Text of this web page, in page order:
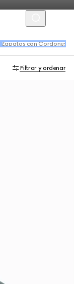
Zapatos con Cordones
Filtrar y ordenar